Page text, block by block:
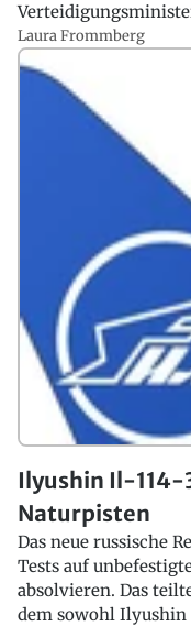
Laura Frommberg
Ilyushin Il-
Naturpisten
Das neue russische
Tests auf
absolvieren. Das
dem sowohl Ilyushin